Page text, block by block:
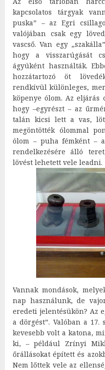
kapcsolatos tárgyak
puska” – az Egri
valójában csak egy
vascső. Van egy
hogy a visszarúgását
ágyúként használták.
hozzátartozó öt
rendkívül különleges,
köpenye ólom. Az eljárás
hogy –egyrészt – az
talán kicsi lett a vas,
megöntötték ólommal
ólom – puha fémként –
rendelkezésére álló
lövést lehetett vele leadni.
Vannak mondások,
nap használunk, de
eredeti jelentésükön? Az
a dörgést”. Valóban a 17.
kevesebb volt a katona,
ki, – például Zrínyi
őrállásokat épített és
Nem lőttek vele az